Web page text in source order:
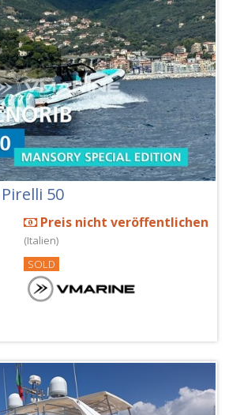
50
Preis nicht veröffentlichen
(Italien)
SOLD